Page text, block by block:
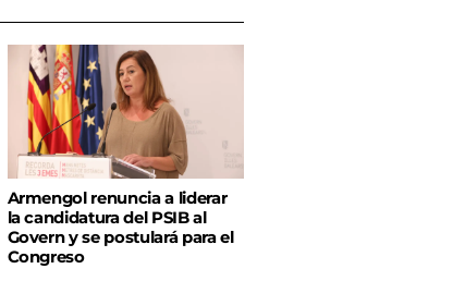
Armengol renuncia a liderar
la candidatura del PSIB al
Govern y se postulará para el
Congreso